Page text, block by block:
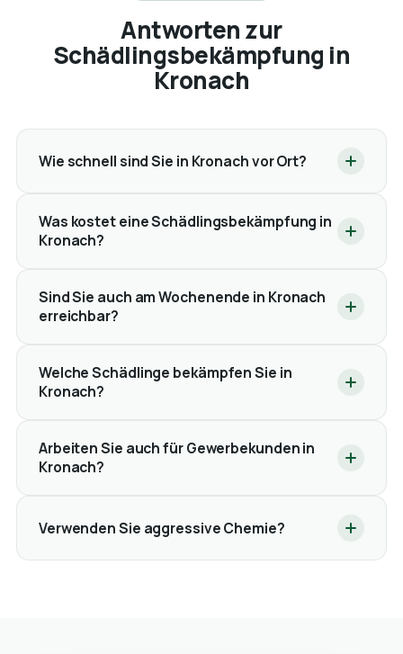
Antworten zur
Schädlingsbekämpfung in
Kronach
Wie schnell sind Sie in Kronach vor Ort?
Was kostet eine Schädlingsbekämpfung in
Kronach?
Sind Sie auch am Wochenende in Kronach
erreichbar?
Welche Schädlinge bekämpfen Sie in
Kronach?
Arbeiten Sie auch für Gewerbekunden in
Kronach?
Verwenden Sie aggressive Chemie?